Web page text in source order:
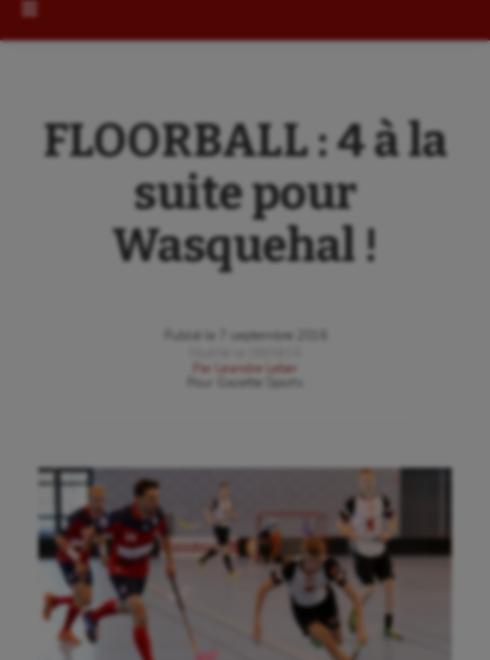
FLOORBALL : 4 à la
suite pour
Wasquehal !
Publié le
7 septembre 2016
Par
Leandre Leber
Gazette Sports